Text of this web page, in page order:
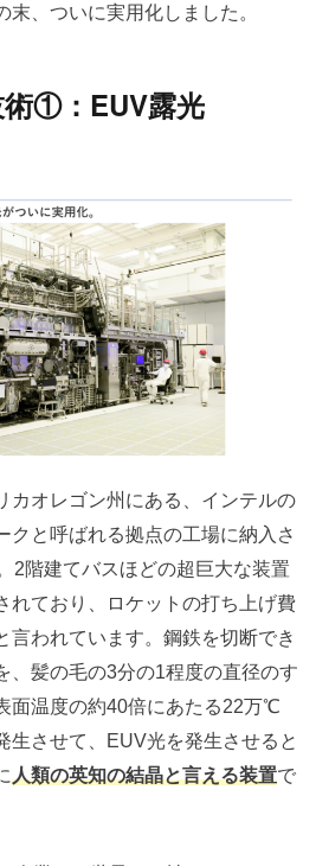
、ついに実用化しました。
①：EUV露光
カオレゴン州にある、インテルの
クと呼ばれる拠点の工場に納入さ
2階建てバスほどの超巨大な装置
れており、ロケットの打ち上げ費
言われています。鋼鉄を切断でき
、髪の毛の3分の1程度の直径のす
面温度の約40倍にあたる22万℃
生させて、EUV光を発生させると
人類の英知の結晶と言える装置で